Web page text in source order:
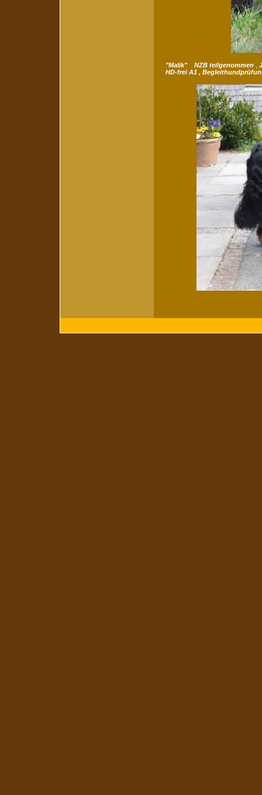
"Malik" NZB teilgenommen,
HD-frei A1 ,